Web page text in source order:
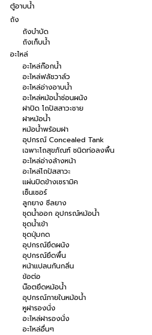
ตู้อาบน้ำ
ถัง
ถังบำบัด
ถังเก็บน้ำ
อะไหล่
อะไหล่ก๊อกน้ำ
อะไหล่ฟลัชวาล์ว
อะไหล่อ่างอาบน้ำ
อะไหล่หม้อน้ำซ่อนผนัง
ฝาปิด โถปัสสาวะชาย
ฝาหม้อน้ำ
หม้อน้ำพร้อมฝา
อุปกรณ์ Concealed Tank
เฉพาะโถสุขภัณฑ์ ชนิดท่อลงพื้น
อะไหล่อ่างล้างหน้า
อะไหล่โถปัสสาวะ
แผ่นปิดข้างเซรามิค
เซ็นเซอร์
ลูกยาง ซีลยาง
ชุดน้ำออก อุปกรณ์หม้อน้ำ
ชุดน้ำเข้า
ชุดปุ่มกด
อุปกรณ์ยึดผนัง
อุปกรณ์ยึดพื้น
หน้าแปลนกันกลิ่น
ข้อต่อ
น๊อตยึดหม้อน้ำ
อุปกรณ์ภายในหม้อน้ำ
หูฝารองนั่ง
อะไหล่ฝารองนั่ง
อะไหล่อื่นๆ